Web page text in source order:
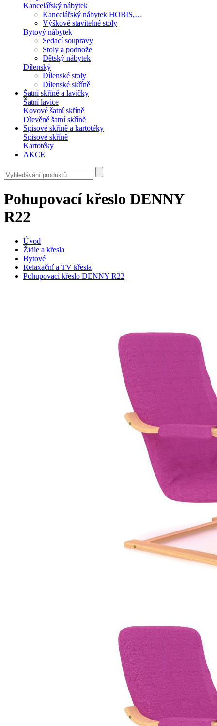
Kancelářský nábytek
Kancelářský nábytek HOBIS,…
Výškově stavitelné stoly
Bytový nábytek
Sedací soupravy
Stoly a podnože
Dětský nábytek
Dílenský
Dílenské stoly
Dílenské skříně
Šatní skříně a lavičky
Šatní lavice
Kovové šatní skříně
Dřevěné šatní skříně
Spisové skříně a kartotéky
Spisové skříně
Kartotéky
AKCE
Pohupovací křeslo DENNY
R22
Úvod
Židle a křesla
Bytové
Relaxační a TV křesla
Pohupovací křeslo DENNY R22